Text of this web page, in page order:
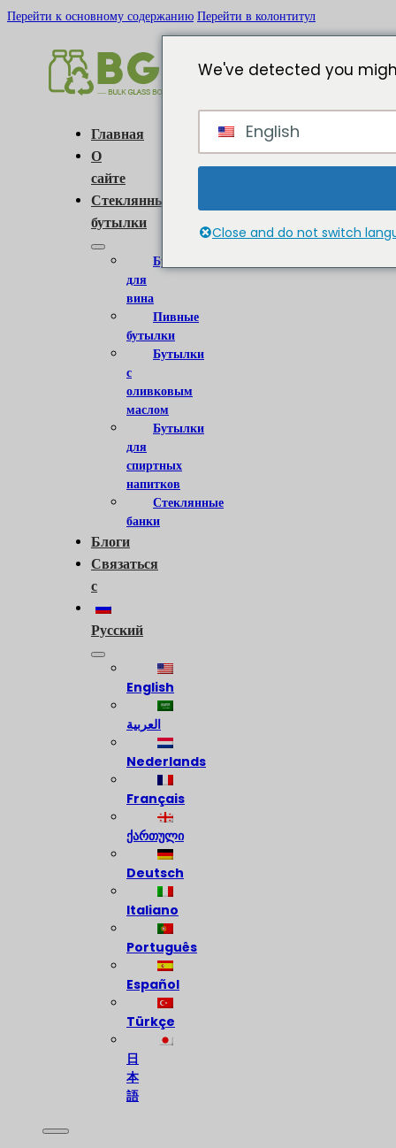
Перейти к основному содержанию Перейти в колонтитул
Главная
О
сайте
Стеклянные
бутылки
Бутылки
для
вина
Пивные
бутылки
Бутылки
с
оливковым
маслом
Бутылки
для
спиртных
напитков
Стеклянные
банки
Блоги
Связаться
с
Русский
English
العربية
Nederlands
Français
ქართული
Deutsch
Italiano
Português
Español
Türkçe
日
本
語
We've detected you
English
Close and do not switch